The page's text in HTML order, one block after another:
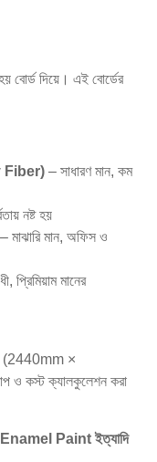
বোর্ড দিয়ে। এই বোর্ডের
Fiber) – সাধারণ মান, কম
নষ্ট হয়
– মাঝারি মান, অফিস ও
প্রিমিয়াম মানের
(2440mm ×
ও কস্ট ক্যালকুলেশন করা
Paint ইত্যাদি